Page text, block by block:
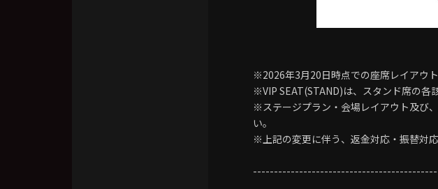
※2026年3月20日時点での座席レイアウト
※VIP SEAT(STAND)は、スタンド席の各
※ステージプラン・会場レイアウト及び
い。
※上記の変更に伴う、返金対応・振替対